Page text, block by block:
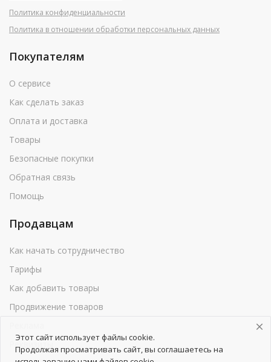
Политика конфиденциальности
Политика в отношении обработки персональных данных
Покупателям
О сервисе
Как сделать заказ
Оплата и доставка
Товары
Безопасные покупки
Обратная связь
Помощь
Продавцам
Как начать сотрудничество
Тарифы
Как добавить товары
Продвижение товаров
Реквизиты
Этот сайт использует файлы cookie.
Продолжая просматривать сайт, вы соглашаетесь на